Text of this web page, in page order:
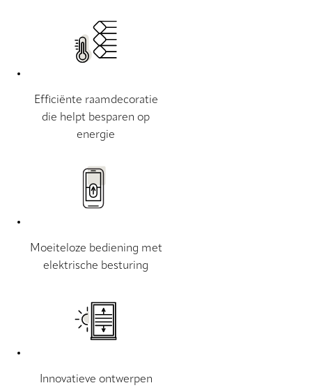
Efficiënte raamdecoratie
die helpt besparen op
energie
Moeiteloze bediening met
elektrische besturing
Innovatieve ontwerpen